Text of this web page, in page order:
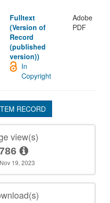
Fulltext
(Version of
Record
(published
version))
Adobe
PDF
In
Copyright
RECORD
view(s)
786
19, 2023